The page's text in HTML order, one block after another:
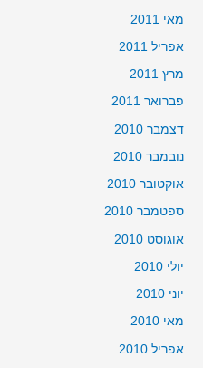
מאי 2011
אפריל 2011
מרץ 2011
פברואר 2011
דצמבר 2010
נובמבר 2010
אוקטובר 2010
ספטמבר 2010
אוגוסט 2010
יולי 2010
יוני 2010
מאי 2010
אפריל 2010